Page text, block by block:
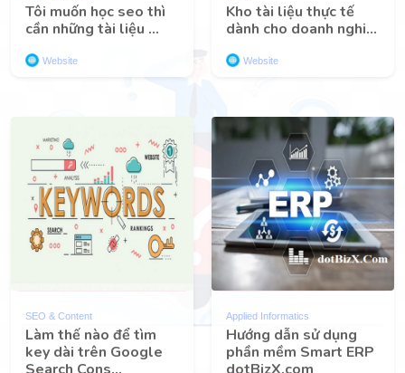
Tôi muốn học seo thì
cần những tài liệu ...
Website
Kho tài liệu thực tế
dành cho doanh nghi...
Website
SEO & Content
Làm thế nào để tìm
key dài trên Google
Applied Informatics
Hướng dẫn sử dụng
phần mềm Smart ERP